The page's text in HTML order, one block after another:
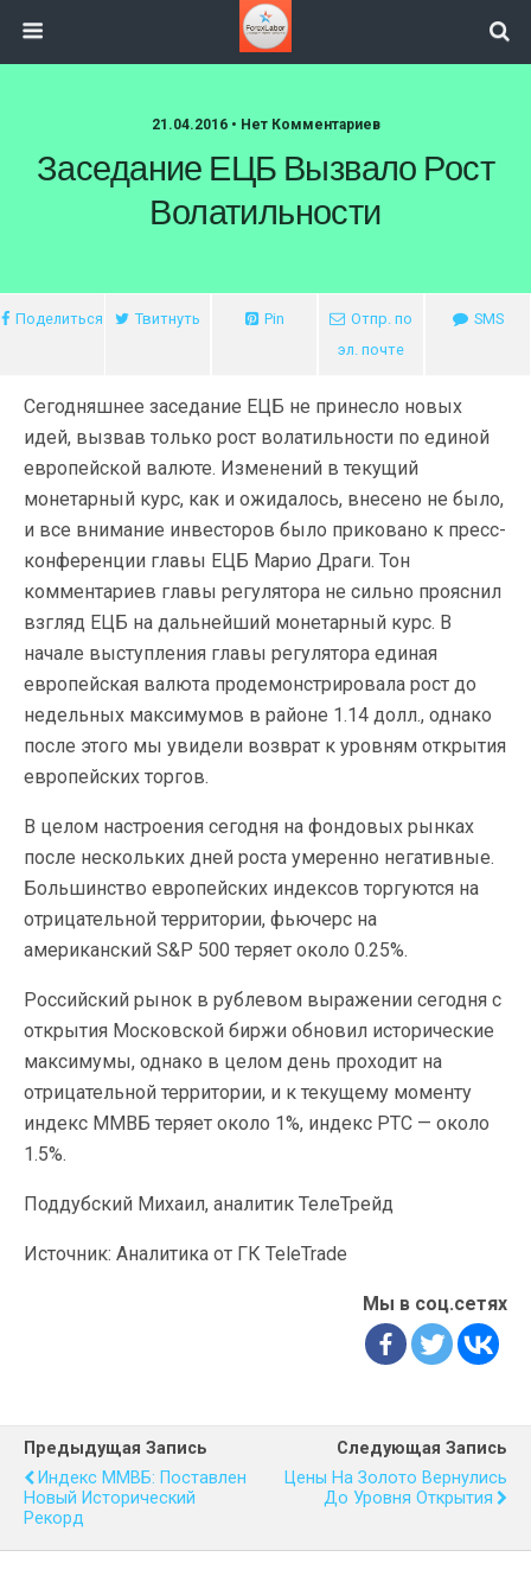
21.04.2016 • Нет Комментариев
Заседание ЕЦБ Вызвало Рост
Волатильности
Поделиться Твитнуть Pin
Отпр. по
эл. почте
SMS
Сегодняшнее заседание ЕЦБ не принесло новых
идей, вызвав только рост волатильности по единой
европейской валюте. Изменений в текущий
монетарный курс, как и ожидалось, внесено не было,
и все внимание инвесторов было приковано к пресс-
конференции главы ЕЦБ Марио Драги. Тон
комментариев главы регулятора не сильно прояснил
взгляд ЕЦБ на дальнейший монетарный курс. В
начале выступления главы регулятора единая
европейская валюта продемонстрировала рост до
недельных максимумов в районе 1.14 долл., однако
после этого мы увидели возврат к уровням открытия
европейских торгов.
В целом настроения сегодня на фондовых рынках
после нескольких дней роста умеренно негативные.
Большинство европейских индексов торгуются на
отрицательной территории, фьючерс на
американский S&P 500 теряет около 0.25%.
Российский рынок в рублевом выражении сегодня с
открытия Московской биржи обновил исторические
максимумы, однако в целом день проходит на
отрицательной территории, и к текущему моменту
индекс ММВБ теряет около 1%, индекс РТС — около
1.5%.
Поддубский Михаил, аналитик ТелеТрейд
Источник: Аналитика от ГК TeleTrade
Мы в соц.сетях
Предыдущая Запись
Индекс ММВБ: Поставлен
Новый Исторический
Рекорд
Следующая Запись
Цены На Золото Вернулись
До Уровня Открытия